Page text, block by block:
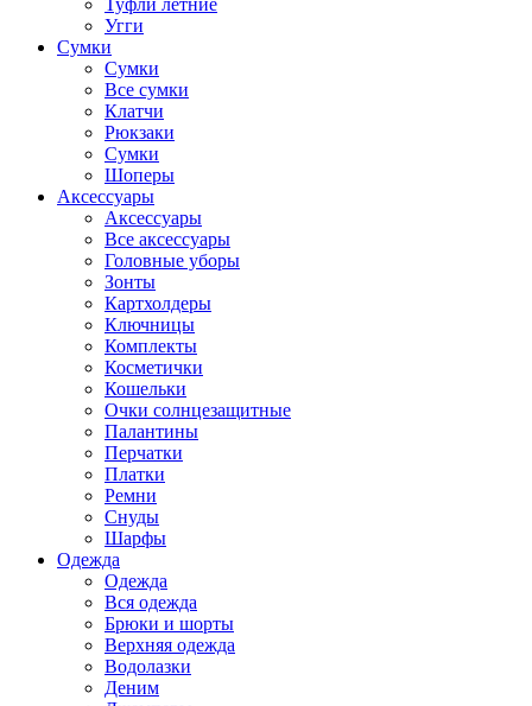
Туфли летние
Угги
Сумки
Сумки
Все сумки
Клатчи
Рюкзаки
Сумки
Шоперы
Аксессуары
Аксессуары
Все аксессуары
Головные уборы
Зонты
Картхолдеры
Ключницы
Комплекты
Косметички
Кошельки
Очки солнцезащитные
Палантины
Перчатки
Платки
Ремни
Снуды
Шарфы
Одежда
Одежда
Вся одежда
Брюки и шорты
Верхняя одежда
Водолазки
Деним